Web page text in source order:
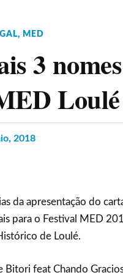
, MED
3
2018
da apresentação do
para o Festival MED
de Loulé.
Bitori feat Chando